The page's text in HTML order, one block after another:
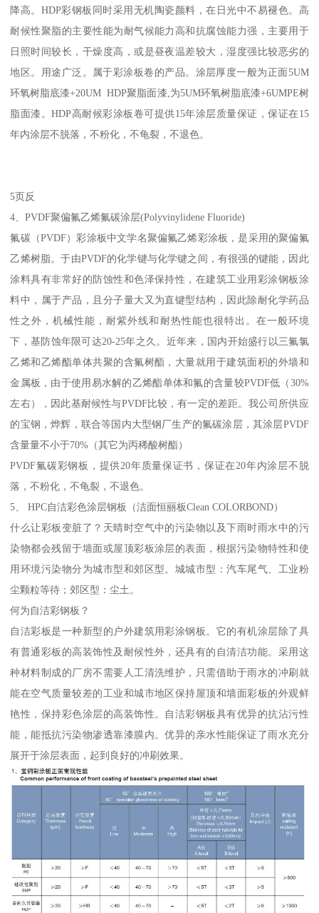
降高。HDP彩钢板同时采用无机陶瓷颜料，在日光中不易褪色。高
耐候性聚脂的主要性能为耐气候能力高和抗腐蚀能力强，主要用于
日照时间较长，干燥度高，或是昼夜温差较大，湿度强比较恶劣的
地区。用途广泛。属于彩涂板卷的产品。涂层厚度一般为正面5UM
环氧树脂底漆+20UM HDP聚脂面漆,为5UM环氧树脂底漆+6UMPE树
脂面漆。HDP高耐候彩涂板卷可提供15年涂层质量保证，保证在15
年内涂层不脱落，不粉化，不龟裂，不退色。
5页反
4、PVDF聚偏氟乙烯氟碳涂层(Polyvinylidene Fluoride)
氟碳（PVDF）彩涂板中文学名聚偏氟乙烯彩涂板，是采用的聚偏氟
乙烯树脂。于由PVDF的化学键与化学键之间，有很强的键能，因此
涂料具有非常好的防蚀性和色泽保持性，在建筑工业用彩涂钢板涂
料中，属于产品，且分子量大又为直键型结构，因此除耐化学药品
性之外，机械性能，耐紫外线和耐热性能也很特出。在一般环境
下，基防蚀年限可达20-25年之久。近年来，国内开始盛行以三氟氯
乙烯和乙烯酯单体共聚的含氟树酯，大量就用于建筑面积的外墙和
金属板，由于使用易水解的乙烯酯单体和氟的含量较PVDF低（30%
左右），因此基耐候性与PVDF比较，有一定的差距。我公司所供应
的宝钢，烨辉，联合等国内大型钢厂生产的氟碳涂层，其涂层PVDF
含量量不小于70%（其它为丙稀酸树酯）
PVDF氟碳彩钢板，提供20年质量保证书，保证在20年内涂层不脱
落，不粉化，不龟裂，不退色。
5、 HPC自洁彩色涂层钢板（洁面恒丽板Clean COLORBOND）
什么让彩板变脏了？天晴时空气中的污染物以及下雨时雨水中的污
染物都会残留于墙面或屋顶彩板涂层的表面，根据污染物特性和使
用环境污染物分为城市型和郊区型。城城市型：汽车尾气、工业粉
尘颗粒等待；郊区型：尘土。
何为自洁彩钢板？
自洁彩板是一种新型的户外建筑用彩涂钢板。它的有机涂层除了具
有普通彩板的高装饰性及耐候性外，还具有的自清洁功能。采用这
种材料制成的厂房不需要人工清洗维护，只需借助于雨水的冲刷就
能在空气质量较差的工业和城市地区保持屋顶和墙面彩板的外观鲜
艳性，保持彩色涂层的高装饰性。自洁彩钢板具有优异的抗沾污性
能，能抵抗污染物渗透靠漆膜内。优异的亲水性能保证了雨水充分
展开于涂层表面，起到良好的冲刷效果。